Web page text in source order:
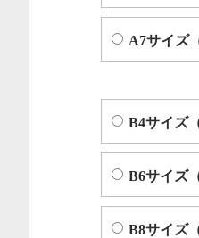
A7サイズ
B4サイズ
B6サイズ
B8サイズ